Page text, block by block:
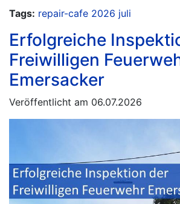
Tags: repair-cafe 2026 juli
Erfolgreiche
Freiwilligen
Emersacker
Veröffentlicht am 06.07.2026